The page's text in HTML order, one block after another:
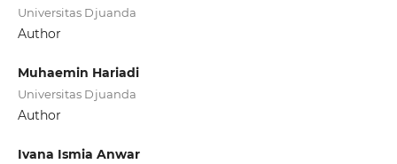
Universitas Djuanda
Author
Muhaemin Hariadi
Universitas Djuanda
Author
Ivana Ismia Anwar